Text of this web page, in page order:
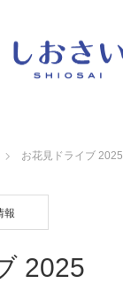
お花見ドライブ 2025
報
2025